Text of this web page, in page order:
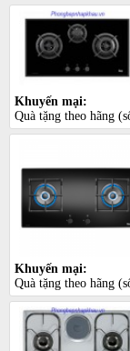
Khuyến mại:
Quà tặng theo hãng
Khuyến mại:
Quà tặng theo hãng